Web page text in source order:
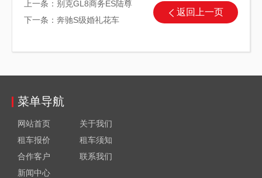
返回上一页
上一条： 别克GL8商务ES陆尊
下一条： 奔驰S级婚礼花车
菜单导航
网站首页
租车报价
合作客户
新闻中心
关于我们
租车须知
联系我们